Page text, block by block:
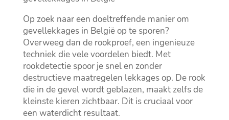
Op zoek naar een doeltreffende manier om
gevellekkages in België op te sporen?
Overweeg dan de rookproef, een ingenieuze
techniek die vele voordelen biedt.​ Met
rookdetectie spoor je snel en zonder
destructieve maatregelen lekkages op.​ De rook
die in de gevel wordt geblazen, maakt zelfs de
kleinste kieren zichtbaar.​ Dit is cruciaal voor
een waterdicht resultaat.​